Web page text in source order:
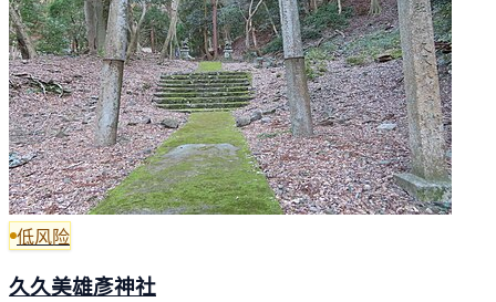
低风险
久久美雄彥神社